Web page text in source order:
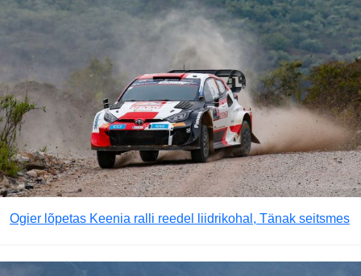
Ogier lõpetas Keenia ralli reedel liidrikohal, Tänak seitsmes